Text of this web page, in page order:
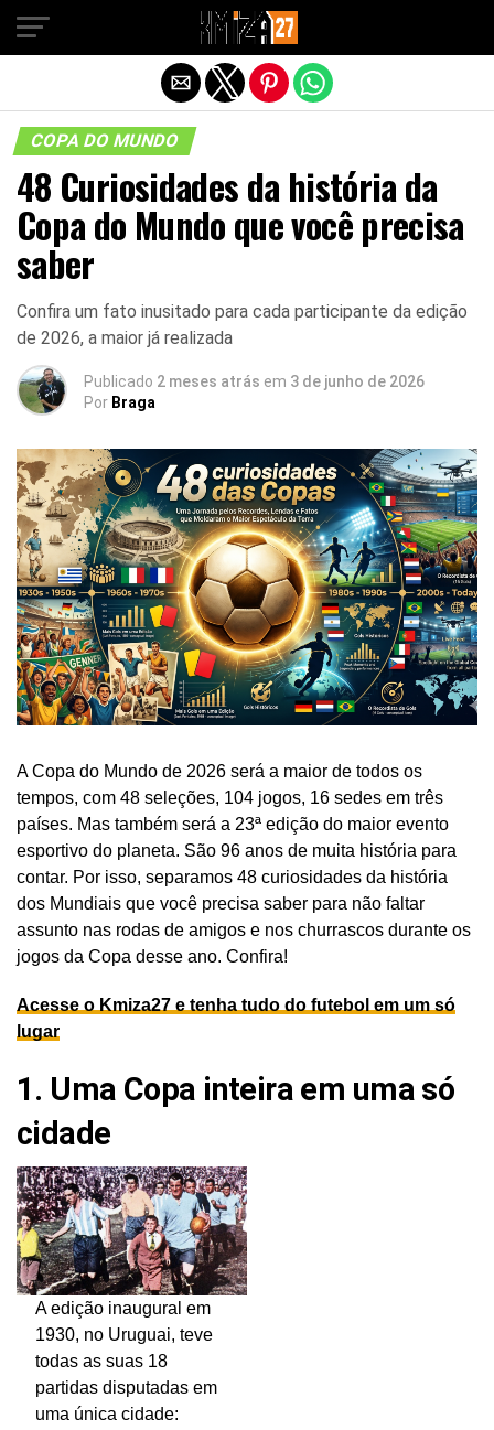
COPA DO MUNDO
48 Curiosidades da história da
Copa do Mundo que você precisa
saber
Confira um fato inusitado para cada participante da edição
de 2026, a maior já realizada
Publicado 2 meses atrás em 3 de junho de 2026
Por Braga
A Copa do Mundo de 2026 será a maior de todos os
tempos, com 48 seleções, 104 jogos, 16 sedes em três
países. Mas também será a 23ª edição do maior evento
esportivo do planeta. São 96 anos de muita história para
contar. Por isso, separamos 48 curiosidades da história
dos Mundiais que você precisa saber para não faltar
assunto nas rodas de amigos e nos churrascos durante os
jogos da Copa desse ano. Confira!
Acesse o Kmiza27 e tenha tudo do futebol em um só
lugar
1. Uma Copa inteira em uma só
cidade
A edição inaugural em
1930, no Uruguai, teve
todas as suas 18
partidas disputadas em
uma única cidade:
Sair da versão mobile